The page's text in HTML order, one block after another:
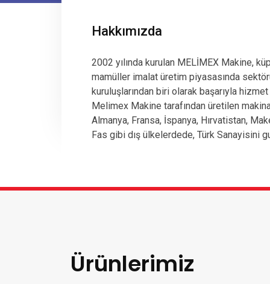
Hakkımızda
2002 yılında kurulan MELİMEX Makine,
mamüller imalat üretim piyasasında
kuruluşlarından biri olarak başarıyla
Melimex Makine tarafından üretilen
Almanya, Fransa, İspanya, Hırvatistan,
Fas gibi dış ülkelerdede, Türk Sanayisini
Ürünlerimiz